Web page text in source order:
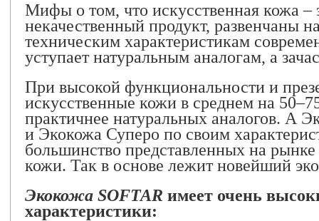
Мифы о том, что искусственная кожа –
некачественный продукт, развенчаны
техническим характеристикам
уступает натуральным аналогам, а
При высокой функциональности и
искусственные кожи в среднем на
практичнее натуральных аналогов. А
и Экокожа Суперо по своим
большинство представленных на
кожи. Так в основе лежит новейший
Экокожа SOFTAR имеет очень
характеристики: